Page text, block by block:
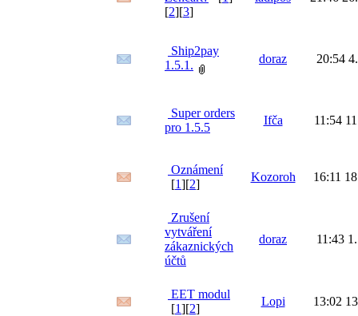
[2][3]
Ship2pay
1.5.1.
doraz 20:54
Super orders
pro 1.5.5
Ifča 11:54
Oznámení
[1][2]
Kozoroh 16:11
Zrušení
vytváření
zákaznických
účtů
doraz 11:43
EET modul
[1][2]
Lopi 13:02